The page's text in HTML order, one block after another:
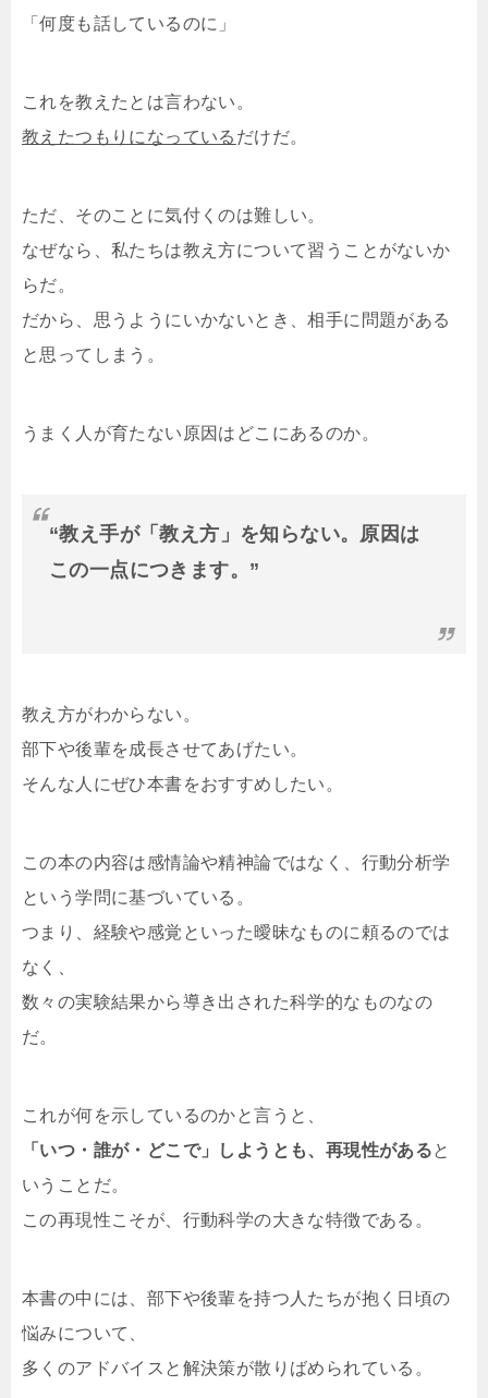
「何度も話しているのに」
これを教えたとは言わない。
教えたつもりになっている だけだ。
ただ、そのことに気付くのは難しい。
なぜなら、私たちは教え方について習うことがないか
らだ。
だから、思うようにいかないとき、相手に問題がある
と思ってしまう。
うまく人が育たない原因はどこにあるのか。
“教え手が「教え方」を知らない。原因は
この一点につきます。”
教え方がわからない。
部下や後輩を成長させてあげたい。
そんな人にぜひ本書をおすすめしたい。
この本の内容は感情論や精神論ではなく、行動分析学
という学問に基づいている。
つまり、経験や感覚といった曖昧なものに頼るのでは
なく、
数々の実験結果から導き出された科学的なものなの
だ。
これが何を示しているのかと言うと、
「いつ・誰が・どこで」しようとも、再現性があると
いうことだ。
この再現性こそが、行動科学の大きな特徴である。
本書の中には、部下や後輩を持つ人たちが抱く日頃の
悩みについて、
多くのアドバイスと解決策が散りばめられている。